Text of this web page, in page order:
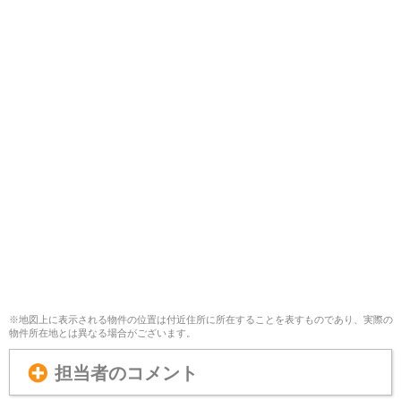
※地図上に表示される物件の位置は付近住所に所在することを表すものであり、実際の
物件所在地とは異なる場合がございます。
担当者のコメント